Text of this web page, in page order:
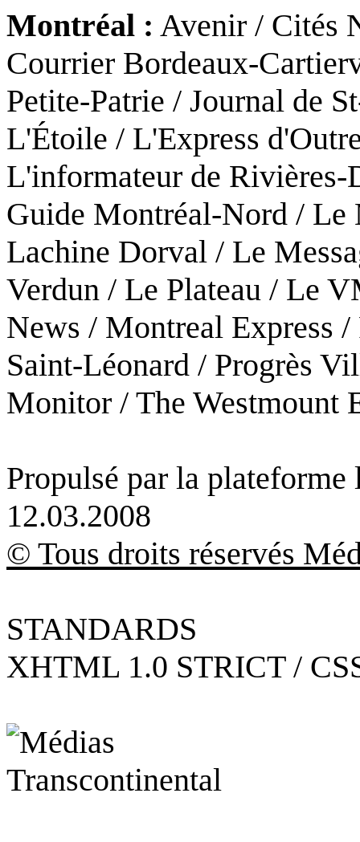
Montréal : Avenir / Cités
Courrier Bordeaux-
Petite-Patrie / Journal de
L'Étoile / L'Express
L'informateur de Rivières-
Guide Montréal-Nord / Le
Lachine Dorval / Le
Verdun / Le Plateau / Le
News / Montreal Express
Saint-Léonard / Progrès
Monitor / The Westmount
Propulsé par la plateforme
12.03.2008
© Tous droits réservés
STANDARDS
XHTML 1.0 STRICT /